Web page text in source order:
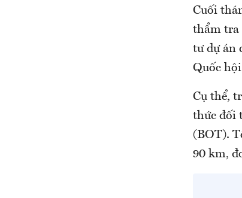
Cuối
thẩm tra
tư dự án
Quốc
Cụ thể,
thức đối
(BOT).
90 km,